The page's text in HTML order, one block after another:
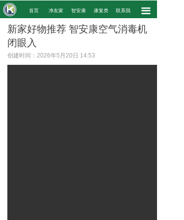
끀
. 首页 净友家 智安康 康复类 联系我 .
新家好物推荐 智安康空气消毒机
闭眼入
创建时间： 2026年5月20日 14:53